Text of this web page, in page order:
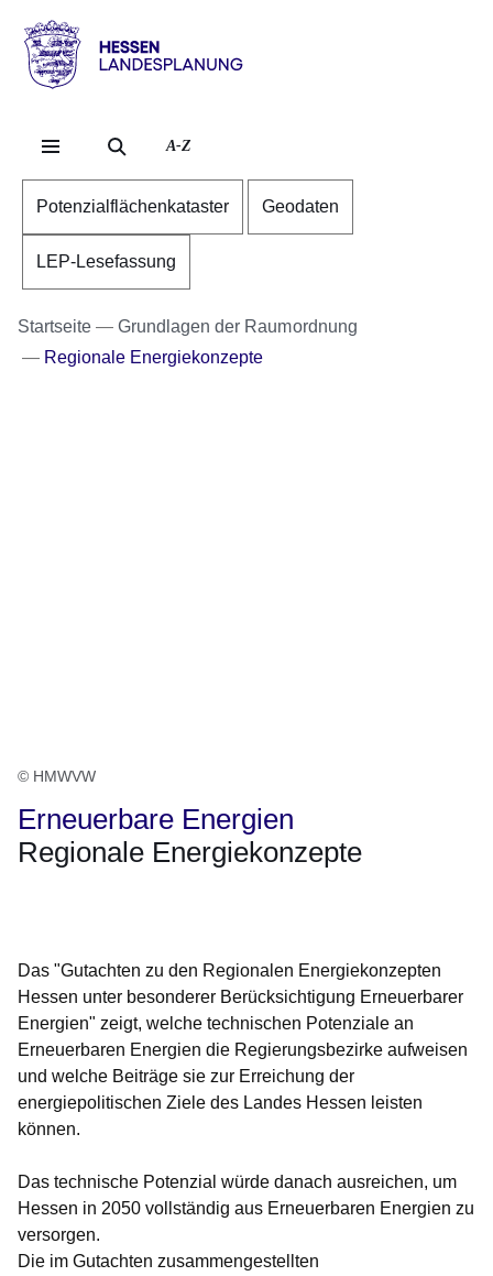
Hessen
LandesplanungA-Z
Potenzialflächenkataster Geodaten
LEP-Lesefassung
Startseite
Grundlagen der Raumordnung
Regionale Energiekonzepte
© HMWVW
Erneuerbare Energien
Regionale Energiekonzepte
Das "Gutachten zu den Regionalen Energiekonzepten
Hessen unter besonderer Berücksichtigung Erneuerbarer
Energien" zeigt, welche technischen Potenziale an
Erneuerbaren Energien die Regierungsbezirke aufweisen
und welche Beiträge sie zur Erreichung der
energiepolitischen Ziele des Landes Hessen leisten
können.
Das technische Potenzial würde danach ausreichen, um
Hessen in 2050 vollständig aus Erneuerbaren Energien zu
versorgen.
Die im Gutachten zusammengestellten